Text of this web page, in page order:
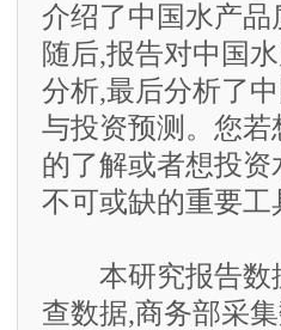
介绍了中国水产
随后,报告对中国
分析,最后分析了
与投资预测。您
的了解或者想投
不可或缺的重要工
本研究报告数据
查数据,商务部采